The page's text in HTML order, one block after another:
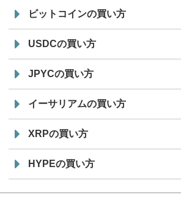
ビットコインの買い方
USDCの買い方
JPYCの買い方
イーサリアムの買い方
XRPの買い方
HYPEの買い方